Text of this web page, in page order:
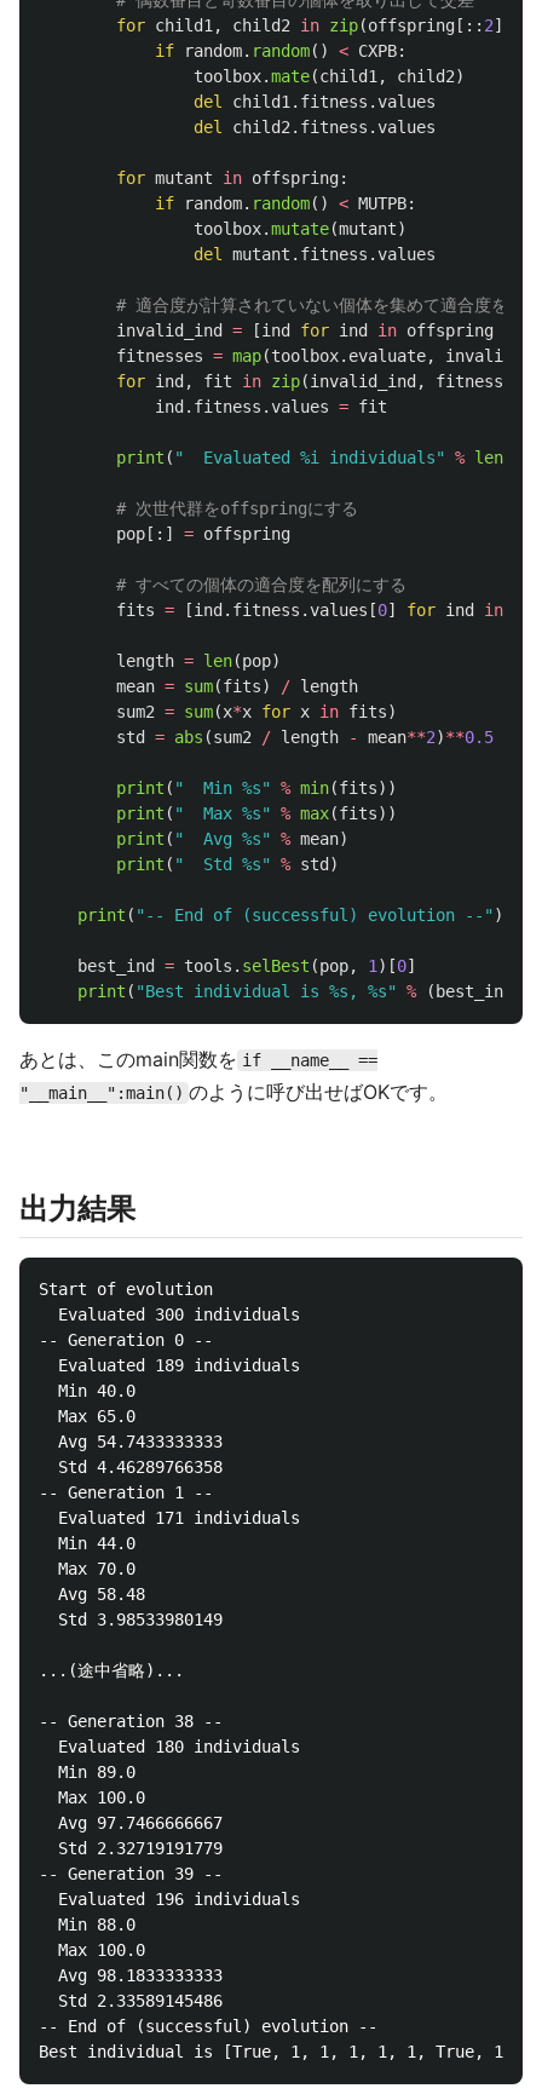
for child1 , child2 in zip(offspring [:: 2],
if
random. random() < CXPB:
toolbox.mate(child1 , child2)
del
child1 . fitness .values
del
child2 . fitness .values
for mutant in offspring:
if
random. random() < MUTPB:
toolbox.mutate(mutant)
del
mutant . fitness .values
invalid_ind = [ind for ind in offspring
fitnesses = map(toolbox. evaluate,
for ind , fit in zip(invalid_ind , fitnesses
ind . fitness .values = fit
print ( "
  Evaluated %i individuals
" % len
pop [:] = offspring
fits = [ind . fitness .values [0] for ind in
length = len(pop)
mean = sum(fits) / length
sum2 = sum(x*x for x in fits)
std
= abs (sum2 / length - mean**2)**0.5
print ( "
  Min %s
" % min(fits))
print ( "
  Max %s
" % max(fits))
print ( "
  Avg %s
" % mean)
print ( "
  Std %s
" % std )
print ( " -- End of (successful) evolution -- " )
best_ind = tools . selBest (pop, 1 )[0]
print ( "Best individual is %s, %s" % ( best_ind
あとは、このmain関数を if __name__ ==
"__main__":main() のように呼び出せばOKです。
出力結果
Start of evolution
  Evaluated 300 individuals
-- Generation 0 --
  Evaluated 189 individuals
  Min 40.0
  Max 65.0
  Avg 54.7433333333
  Std 4.46289766358
-- Generation 1 --
  Evaluated 171 individuals
  Min 44.0
  Max 70.0
  Avg 58.48
  Std 3.98533980149
...(途中省略)...
-- Generation 38 --
  Evaluated 180 individuals
  Min 89.0
  Max 100.0
  Avg 97.7466666667
  Std 2.32719191779
-- Generation 39 --
  Evaluated 196 individuals
  Min 88.0
  Max 100.0
  Avg 98.1833333333
  Std 2.33589145486
-- End of (successful) evolution --